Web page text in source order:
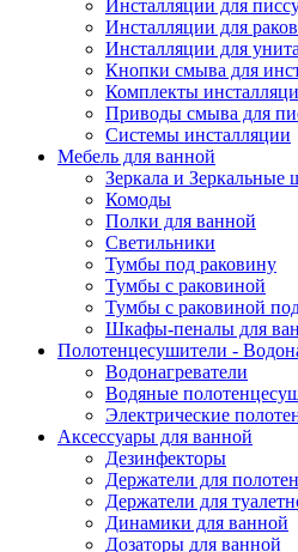
Инсталляции для
Инсталляции для
Инсталляции для
Кнопки смыва для
Комплекты
Приводы смыва для
Системы инсталляции
Мебель для ванной
Зеркала и Зеркальные
Комоды
Полки для ванной
Светильники
Тумбы под раковину
Тумбы с раковиной
Тумбы с раковиной
Шкафы-пеналы для
Полотенцесушители -
Водонагреватели
Водяные
Электрические
Аксессуары для ванной
Дезинфекторы
Держатели для
Держатели для
Динамики для ванной
Дозаторы для ванной